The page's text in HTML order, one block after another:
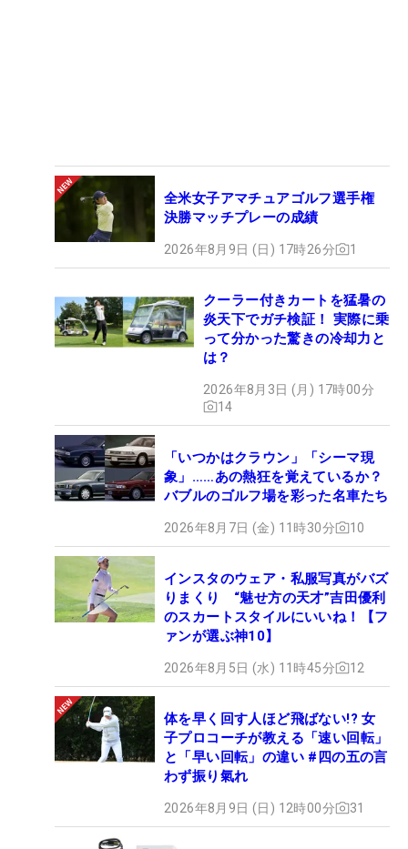
全米女子アマチュアゴルフ選手権
決勝マッチプレーの成績
2026年8月9日 (日) 17時26分 1
クーラー付きカートを猛暑の
炎天下でガチ検証！ 実際に乗
って分かった驚きの冷却力と
は？
2026年8月3日 (月) 17時00分
14
「いつかはクラウン」「シーマ現
象」……あの熱狂を覚えているか？
バブルのゴルフ場を彩った名車たち
2026年8月7日 (金) 11時30分 10
インスタのウェア・私服写真がバズ
りまくり “魅せ方の天才”吉田優利
のスカートスタイルにいいね！【フ
ァンが選ぶ神10】
2026年8月5日 (水) 11時45分 12
体を早く回す人ほど飛ばない!? 女
子プロコーチが教える「速い回転」
と「早い回転」の違い #四の五の言
わず振り氣れ
2026年8月9日 (日) 12時00分 31